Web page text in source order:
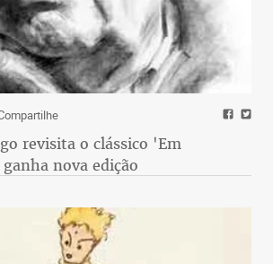
revisita o clássico 'Em
nova edição